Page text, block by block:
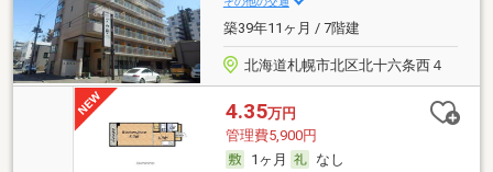
築39年11ヶ月 / 7階建
北海道札幌市北区北十六条西４
4.35万円
管理費5,900円
1ヶ月
なし